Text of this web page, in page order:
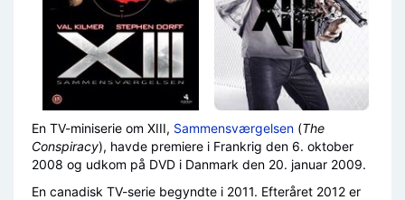
En TV-miniserie om XIII, Sammensværgelsen (The
Conspiracy), havde premiere i Frankrig den 6. oktober
2008 og udkom på DVD i Danmark den 20. januar 2009.
En canadisk TV-serie begyndte i 2011. Efteråret 2012 er